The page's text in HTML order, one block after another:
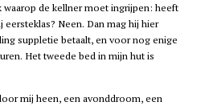
de kellner moet ingrijpen: heeft
Neen. Dan mag hij hier
suppletie betaalt, en voor nog enige
Het tweede bed in mijn hut is
mij heen, een avonddroom, een